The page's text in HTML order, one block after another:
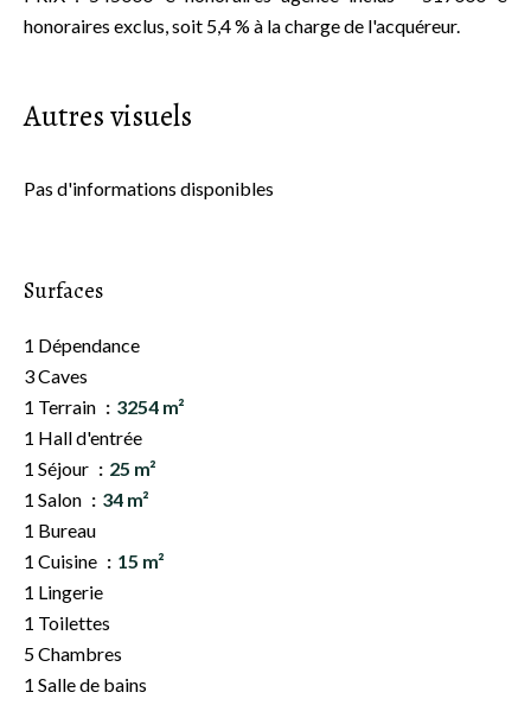
honoraires exclus, soit 5,4 % à la charge de l'acquéreur.
Autres visuels
Pas d'informations disponibles
Surfaces
1 Dépendance
3 Caves
1 Terrain
3254 m²
1 Hall d'entrée
1 Séjour
25 m²
1 Salon
34 m²
1 Bureau
1 Cuisine
15 m²
1 Lingerie
1 Toilettes
5 Chambres
1 Salle de bains